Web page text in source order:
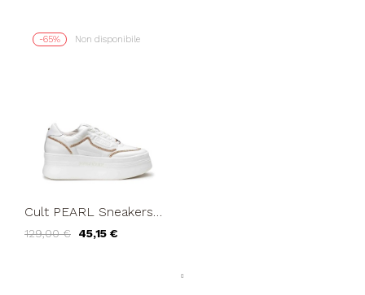
-65% Non disponibile
Cult PEARL Sneakers
Cordino Catena Bianco
129,00 € 45,15 €